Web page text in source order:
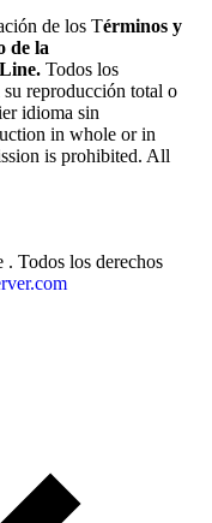
de los Términos y
de la
Todos los
reproducción total o
idioma sin
in whole or in
is prohibited. All
Todos los derechos